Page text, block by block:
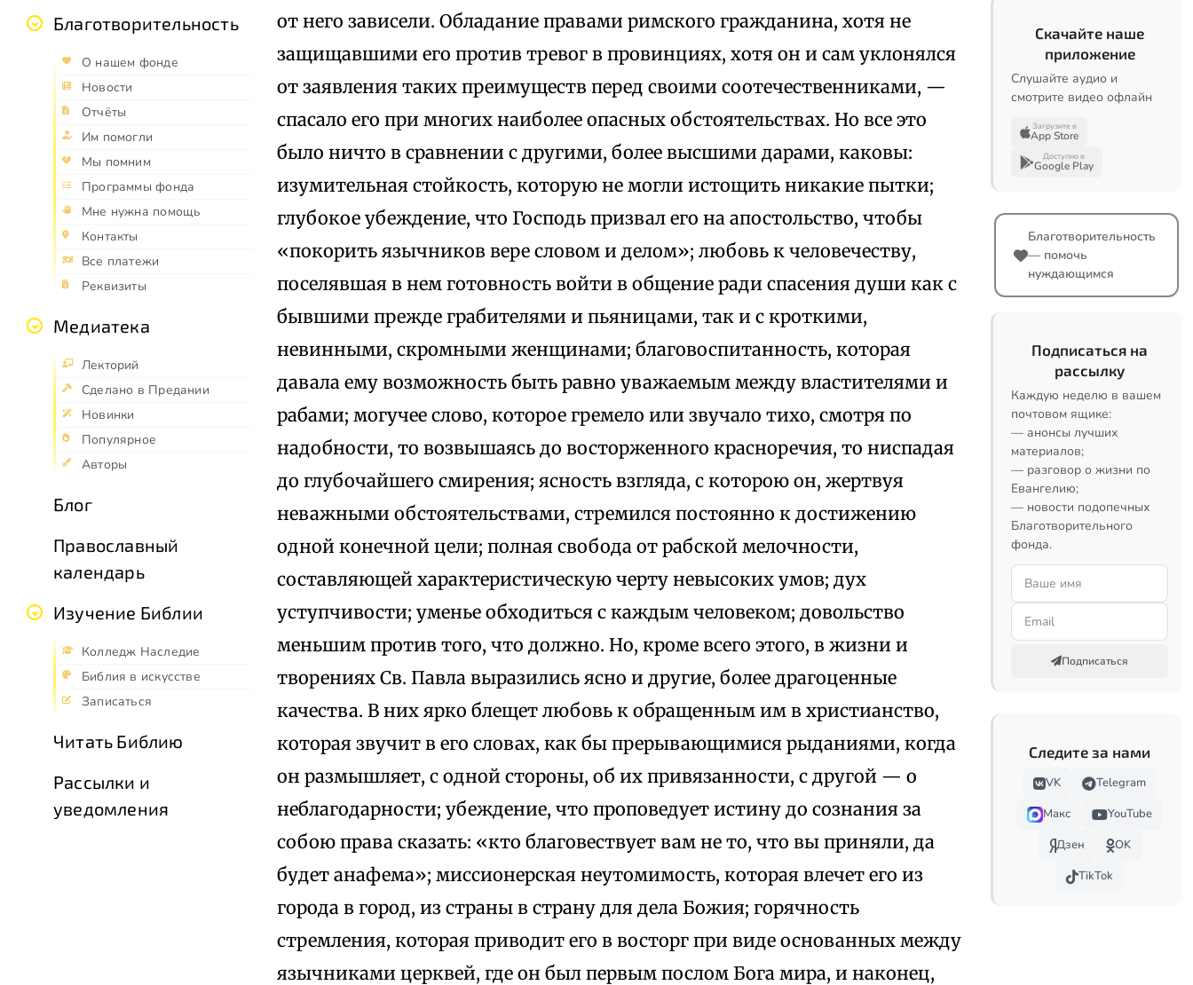
Благотворительность
О нашем фонде
Новости
Отчёты
Им помогли
Мы помним
Программы фонда
Мне нужна помощь
Контакты
Все платежи
Реквизиты
Медиатека
Лекторий
Сделано в Предании
Новинки
Популярное
Авторы
Блог
Православный
календарь
Изучение Библии
Колледж Наследие
Библия в искусстве
Записаться
Читать Библию
Рассылки и
уведомления
от него зависели. Обладание правами римского гражданина, хотя не
защищавшими его против тревог в провинциях, хотя он и сам уклонялся
от заявления таких преимуществ перед своими соотечественниками, —
спасало его при многих наиболее опасных обстоятельствах. Но все это
было ничто в сравнении с другими, более высшими дарами, каковы:
изумительная стойкость, которую не могли истощить никакие пытки;
глубокое убеждение, что Господь призвал его на апостольство, чтобы
«покорить язычников вере словом и делом»; любовь к человечеству,
поселявшая в нем готовность войти в общение ради спасения души как с
бывшими прежде грабителями и пьяницами, так и с кроткими,
невинными, скромными женщинами; благовоспитанность, которая
давала ему возможность быть равно уважаемым между властителями и
рабами; могучее слово, которое гремело или звучало тихо, смотря по
надобности, то возвышаясь до восторженного красноречия, то ниспадая
до глубочайшего смирения; ясность взгляда, с которою он, жертвуя
неважными обстоятельствами, стремился постоянно к достижению
одной конечной цели; полная свобода от рабской мелочности,
составляющей характеристическую черту невысоких умов; дух
уступчивости; уменье обходиться с каждым человеком; довольство
меньшим против того, что должно. Но, кроме всего этого, в жизни и
творениях Св. Павла выразились ясно и другие, более драгоценные
качества. В них ярко блещет любовь к обращенным им в христианство,
которая звучит в его словах, как бы прерывающимися рыданиями, когда
он размышляет, с одной стороны, об их привязанности, с другой — о
неблагодарности; убеждение, что проповедует истину до сознания за
собою права сказать: «кто благовествует вам не то, что вы приняли, да
будет анафема»; миссионерская неутомимость, которая влечет его из
города в город, из страны в страну для дела Божия; горячность
стремления, которая приводит его в восторг при виде основанных между
язычниками церквей, где он был первым послом Бога мира, и наконец,
Скачайте наше
приложение
Слушайте аудио и
смотрите видео офлайн
Загрузите в
App Store
Доступно в
Google Play
Благотворительность
— помочь
нуждающимся
Подписаться на
рассылку
Каждую неделю в вашем
почтовом ящике:
— анонсы лучших
материалов;
— разговор о жизни по
Евангелию;
— новости подопечных
Благотворительного
фонда.
Подписаться
Следите за нами
VK
Telegram
Макс
YouTube
Дзен
OK
TikTok